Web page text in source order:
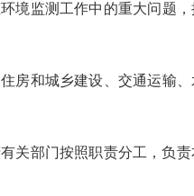
监测工作中的重大问题，
和城乡建设、交通运输、
关部门按照职责分工，负